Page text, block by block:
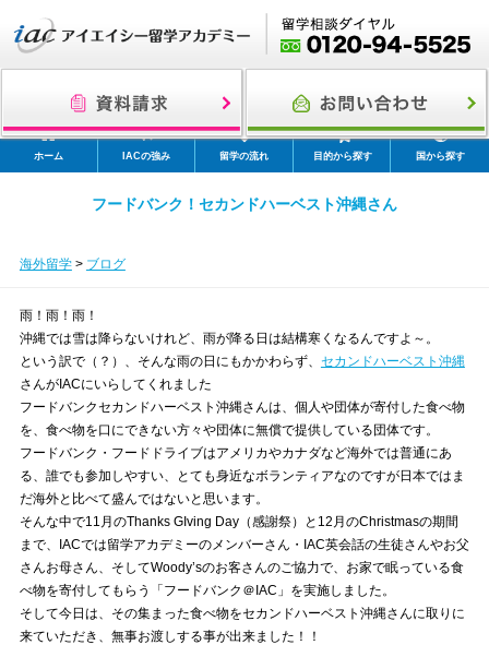
ホーム IACの強み 留学の流れ 目的から探す 国から探す
フードバンク！セカンドハーベスト沖縄さん
海外留学> ブログ
雨！雨！雨！
沖縄では雪は降らないけれど、雨が降る日は結構寒くなるんですよ～。
という訳で（？）、そんな雨の日にもかかわらず、 セカンドハーベスト沖縄
さんがIACにいらしてくれました
フードバンクセカンドハーベスト沖縄さんは、個人や団体が寄付した食べ物
を、食べ物を口にできない方々や団体に無償で提供している団体です。
フードバンク・フードドライブはアメリカやカナダなど海外では普通にあ
る、誰でも参加しやすい、とても身近なボランティアなのですが日本ではま
だ海外と比べて盛んではないと思います。
そんな中で11月のThanks GIving Day（感謝祭）と12月のChristmasの期間
まで、IACでは留学アカデミーのメンバーさん・IAC英会話の生徒さんやお父
さんお母さん、そしてWoody’sのお客さんのご協力で、お家で眠っている食
べ物を寄付してもらう「フードバンク＠IAC」を実施しました。
そして今日は、その集まった食べ物をセカンドハーベスト沖縄さんに取りに
来ていただき、無事お渡しする事が出来ました！！